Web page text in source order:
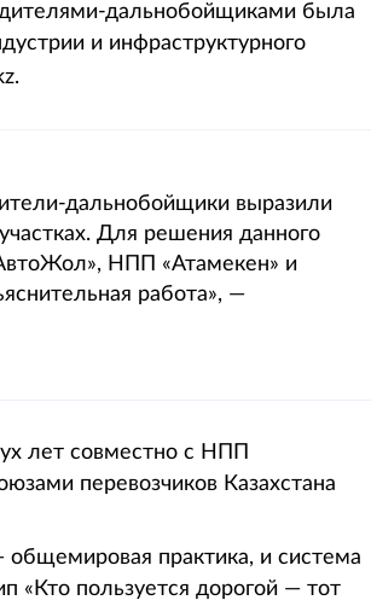
дальнобойщиками была
и инфраструктурного
дальнобойщики выразили
Для решения данного
НПП «Атамекен» и
работа», —
лет совместно с НПП
перевозчиков Казахстана
общемировая практика, и система
«Кто пользуется дорогой — тот